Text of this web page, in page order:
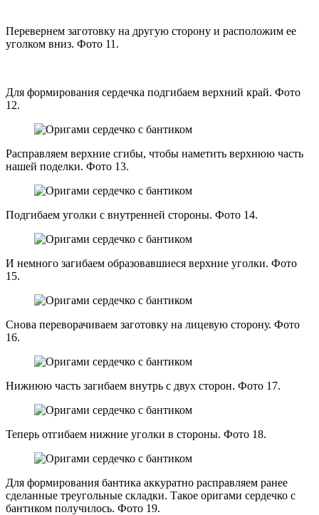
Перевернем заготовку на другую сторону и расположим ее
уголком вниз. Фото 11.
Для формирования сердечка подгибаем верхний край. Фото
12.
Расправляем верхние сгибы, чтобы наметить верхнюю часть
нашей поделки. Фото 13.
Подгибаем уголки с внутренней стороны. Фото 14.
И немного загибаем образовавшиеся верхние уголки. Фото
15.
Снова переворачиваем заготовку на лицевую сторону. Фото
16.
Нижнюю часть загибаем внутрь с двух сторон. Фото 17.
Теперь отгибаем нижние уголки в стороны. Фото 18.
Для формирования бантика аккуратно расправляем ранее
сделанные треугольные складки. Такое оригами сердечко с
бантиком получилось. Фото 19.